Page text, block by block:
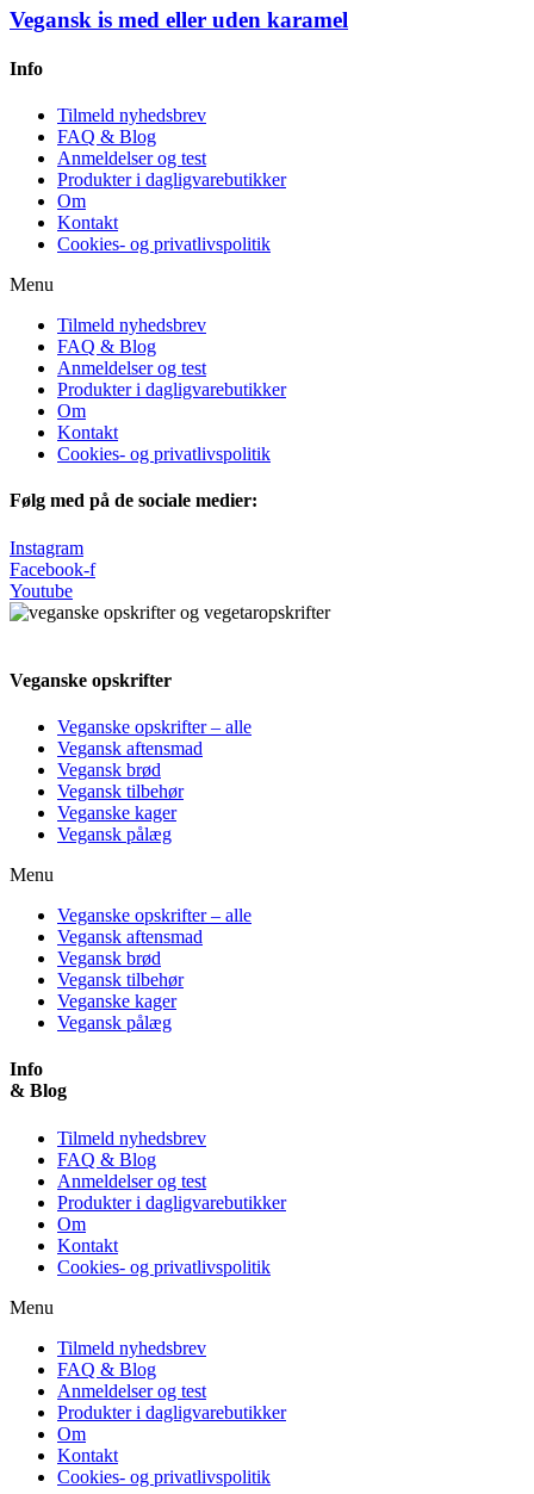
Vegansk is med eller uden karamel
Info
Tilmeld nyhedsbrev
FAQ & Blog
Anmeldelser og test
Produkter i dagligvarebutikker
Om
Kontakt
Cookies- og privatlivspolitik
Menu
Tilmeld nyhedsbrev
FAQ & Blog
Anmeldelser og test
Produkter i dagligvarebutikker
Om
Kontakt
Cookies- og privatlivspolitik
Følg med på de sociale medier:
Instagram
Facebook-f
Youtube
Veganske opskrifter
Veganske opskrifter – alle
Vegansk aftensmad
Vegansk brød
Vegansk tilbehør
Veganske kager
Vegansk pålæg
Menu
Veganske opskrifter – alle
Vegansk aftensmad
Vegansk brød
Vegansk tilbehør
Veganske kager
Vegansk pålæg
Info
& Blog
Tilmeld nyhedsbrev
FAQ & Blog
Anmeldelser og test
Produkter i dagligvarebutikker
Om
Kontakt
Cookies- og privatlivspolitik
Menu
Tilmeld nyhedsbrev
FAQ & Blog
Anmeldelser og test
Produkter i dagligvarebutikker
Om
Kontakt
Cookies- og privatlivspolitik